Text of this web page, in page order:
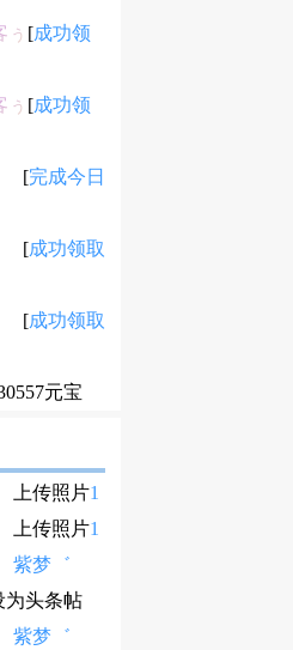
[成功领
[成功领
[完成今日
[成功领取
[成功领取
元宝
上传照片1
上传照片1
梦゛
为头条帖
梦゛